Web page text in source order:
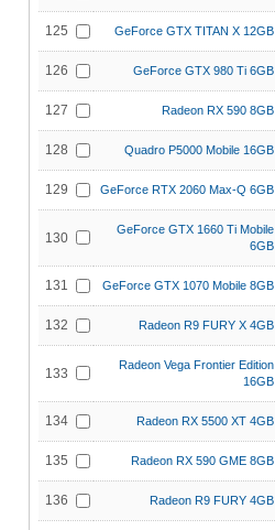
125 GeForce GTX TITAN X 12GB
126 GeForce GTX 980 Ti 6GB
127 Radeon RX 590 8GB
128 Quadro P5000 Mobile 16GB
129 GeForce RTX 2060 Max-Q 6GB
130
GeForce GTX 1660 Ti Mobile
6GB
131 GeForce GTX 1070 Mobile 8GB
132 Radeon R9 FURY X 4GB
133
Radeon Vega Frontier Edition
16GB
134 Radeon RX 5500 XT 4GB
135 Radeon RX 590 GME 8GB
136 Radeon R9 FURY 4GB